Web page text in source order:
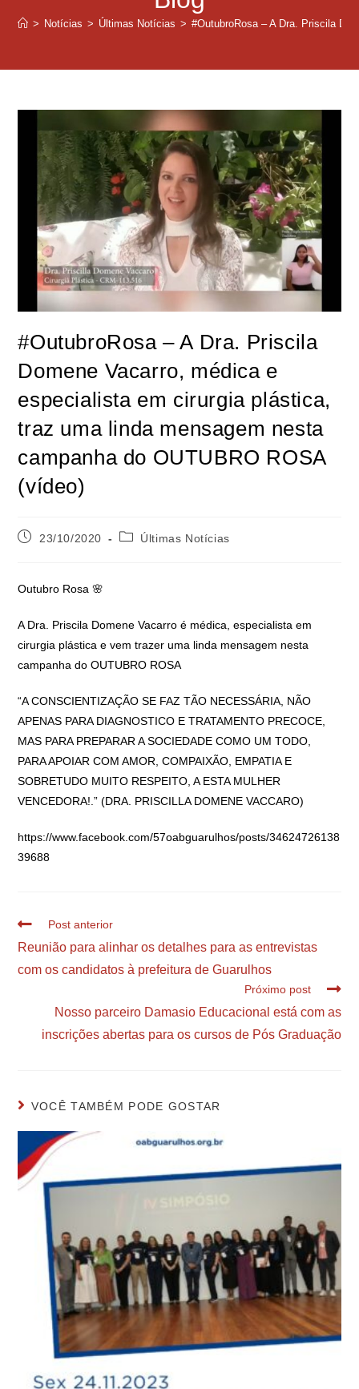
> Notícias > Últimas Notícias > #OutubroRosa – A Dra. Priscila
#OutubroRosa – A Dra. Priscila
Domene Vacarro, médica e
especialista em cirurgia plástica,
traz uma linda mensagem nesta
campanha do OUTUBRO ROSA
(vídeo)
23/10/2020 Últimas Notícias
Outubro Rosa 🌸
A Dra. Priscila Domene Vacarro é médica, especialista em
cirurgia plástica e vem trazer uma linda mensagem nesta
campanha do OUTUBRO ROSA
“A CONSCIENTIZAÇÃO SE FAZ TÃO NECESSÁRIA, NÃO
APENAS PARA DIAGNOSTICO E TRATAMENTO PRECOCE,
MAS PARA PREPARAR A SOCIEDADE COMO UM TODO,
PARA APOIAR COM AMOR, COMPAIXÃO, EMPATIA E
SOBRETUDO MUITO RESPEITO, A ESTA MULHER
VENCEDORA!.” (DRA. PRISCILLA DOMENE VACCARO)
https://www.facebook.com/57oabguarulhos/posts/34624726138
39688
Post anterior
Reunião para alinhar os detalhes para as entrevistas
com os candidatos à prefeitura de Guarulhos
Próximo post
Nosso parceiro Damasio Educacional está com as
inscrições abertas para os cursos de Pós Graduação
VOCÊ TAMBÉM PODE GOSTAR